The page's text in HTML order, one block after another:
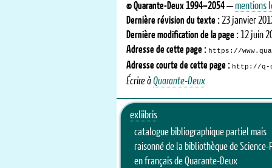
©Quarante-Deux1994–2054—mentions
Dernière révision du texte :23 janvier
Dernière modification de la page :12 juin
Adresse de cette page : https://
Adresse courte de cette page : http://q-
Écrire à Quarante-Deux
exliibris
catalogue bibliographique partiel mais
raisonné de la bibliothèque de Science-
en français de Quarante-Deux